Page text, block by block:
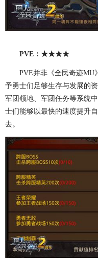
PVE：★★★★
PVE并非《全民奇迹MU
予勇士们足够生存与发展的
军团领地、军团任务等系统
士们能够以最快的速度提升
去。